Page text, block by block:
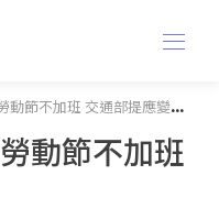
節不加班 交通部提應變計畫
動節不加班